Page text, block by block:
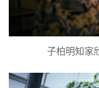
子柏明知家